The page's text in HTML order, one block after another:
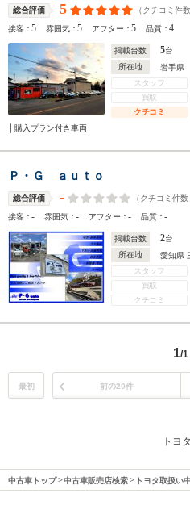
総合評価 5 （クチコミ件数
接客：5 雰囲気：5 アフター：5 品質：4
掲載台数 5台
所在地
岩手県
スタッフ
買取
クチコミ
購入プラン付き車両
Ｐ・Ｇ ａｕｔｏ
総合評価 - （クチコミ件数
接客：- 雰囲気：- アフター：- 品質：-
掲載台数 2台
所在地
愛知県
スタッフ
買取
クチコミ
1/1
最初 前の20件
トヨ
中古車トップ 中古車販売店検索 トヨタ取扱い